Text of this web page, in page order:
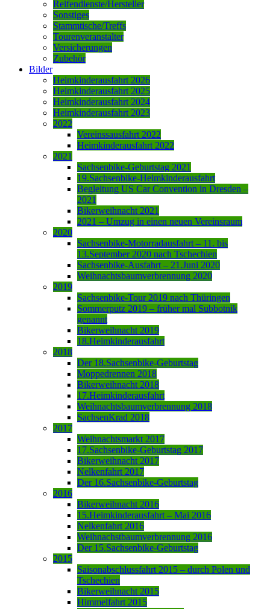
Reifendienste/Hersteller
Sonstiges
Stammtische/Treffs
Tourenveranstalter
Versicherungen
Zubehör
Bilder
Heimkinderausfahrt 2026
Heimkinderausfahrt 2025
Heimkinderausfahrt 2024
Heimkinderausfahrt 2023
2022
Vereinssausfahrt 2022
Heimkinderausfahrt 2022
2021
Sachsenbike-Geburtstag 2021
19.Sachsenbike-Heimkinderausfahrt
Begleitung US Car Convention in Dresden –
2021
Bikerweihnacht 2021
2021 – Umzug in einen neuen Vereinsraum
2020
Sachsenbike-Motorradausfahrt – 11. bis
13.September 2020 nach Tschechien
Sachsenbike-Ausfahrt – 21.Juni 2020
Weihnachtsbaumverbrennung 2020
2019
Sachsenbike-Tour 2019 nach Thüringen
Sommerputz 2019 – früher mal Subbotnik
genannt
Bikerweihnacht 2019
18.Heimkinderausfahrt
2018
Der 18.Sachsenbike-Geburtstag
Moppedrennen 2018
Bikerweihnacht 2018
17.Heimkinderausfahrt
Weihnachtsbaumverbrennung 2018
SachsenKrad 2018
2017
Weihnachtsmarkt 2017
17.Sachsenbike-Geburtstag 2017
Bikerweihnacht 2017
Nelkenfahrt 2017
Der 16.Sachsenbike-Geburtstag
2016
Bikerweihnacht 2016
15.Heimkinderausfahrt – Mai 2016
Nelkenfahrt 2016
Weihnachstbaumverbrennung 2016
Der 15.Sachsenbike-Geburtstag
2015
Saisonabschlussfahrt 2015 – durch Polen und
Tschechien
Bikerweihnacht 2015
Himmelfahrt 2015